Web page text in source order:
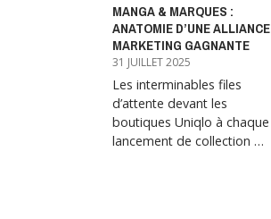
MANGA & MARQUES :
ANATOMIE D’UNE ALLIANCE
MARKETING GAGNANTE
31 JUILLET 2025
Les interminables files
d’attente devant les
boutiques Uniqlo à chaque
lancement de collection …